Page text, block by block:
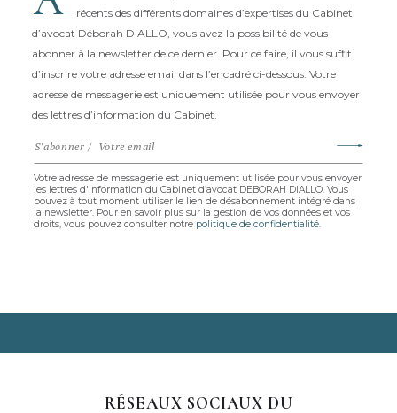
03
A
fin de ne rien manquer de l’actualité et des articles
récents des différents domaines d’expertises du Cabinet
d’avocat Déborah DIALLO, vous avez la possibilité de vous
abonner à la newsletter de ce dernier. Pour ce faire, il vous suffit
d’inscrire votre adresse email dans l’encadré ci-dessous. Votre
adresse de messagerie est uniquement utilisée pour vous envoyer
des lettres d’information du Cabinet.
Votre adresse de messagerie est uniquement utilisée pour vous envoyer
les lettres d'information du Cabinet d’avocat DEBORAH DIALLO. Vous
pouvez à tout moment utiliser le lien de désabonnement intégré dans